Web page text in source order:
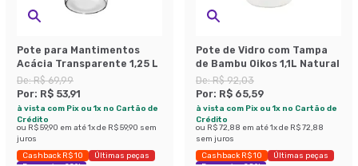
Pote para Mantimentos
Acácia Transparente 1,25 L
De:R$ 69,99
Por: R$ 53,91
à vista com Pix ou 1x no Cartão de
Crédito
ou R$ 59,90 em até1x de R$ 59,90 sem
juros
Cashback R$ 10
Últimas peças
Pote de Vidro com Tampa
de Bambu Oikos 1,1L Natural
De:R$ 92,03
Por: R$ 65,59
à vista com Pix ou 1x no Cartão de
Crédito
ou R$ 72,88 em até1x de R$ 72,88
sem juros
Cashback R$ 10
Últimas peças